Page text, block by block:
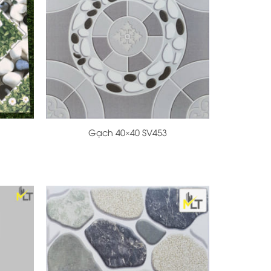
+
Gạch 40×40 SV453